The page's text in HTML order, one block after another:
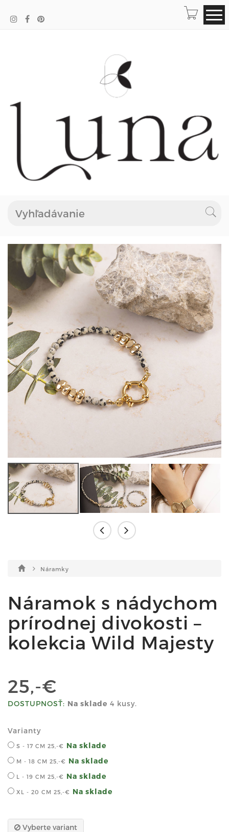
Náramky
Náramok s nádychom
prírodnej divokosti –
kolekcia Wild Majesty
25,-€
DOSTUPNOSŤ: Na sklade 4 kusy.
Varianty
S - 17 CM 25,-€ Na sklade
M - 18 CM 25,-€ Na sklade
L - 19 CM 25,-€ Na sklade
XL - 20 CM 25,-€ Na sklade
Vyberte variant